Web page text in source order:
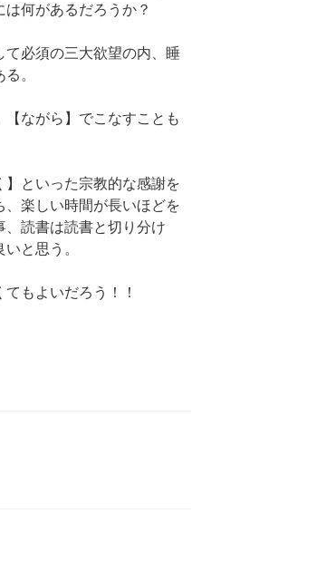
何があるだろうか？
必須の三大欲望の内、睡
。
ながら】でこなすことも
】といった宗教的な感謝を
楽しい時間が長いほどを
読書は読書と切り分け
と思う。
もよいだろう！！